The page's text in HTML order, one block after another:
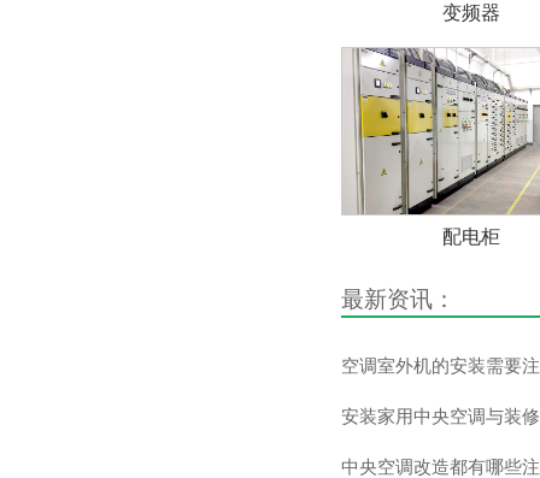
变频器
配电柜
最新资讯：
空调室外机的安装需要
安装家用中央空调与装
中央空调改造都有哪些